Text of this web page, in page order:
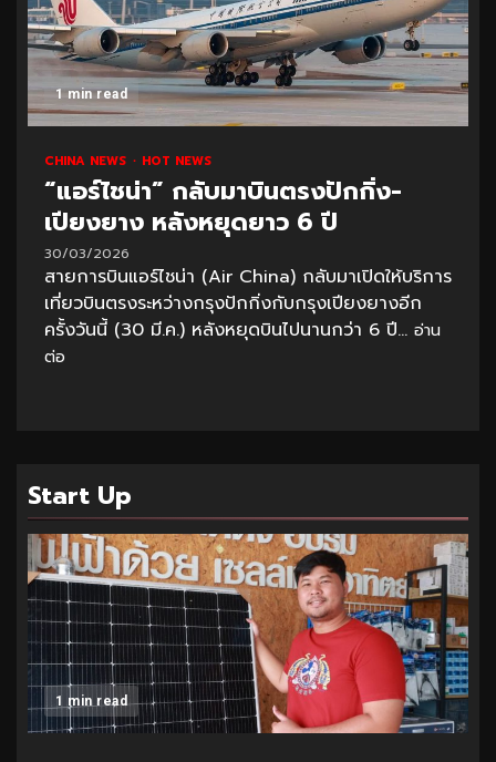
1 min read
CHINA NEWS HOT NEWS
“แอร์ไชน่า” กลับมาบินตรงปักกิ่ง-
เปียงยาง หลังหยุดยาว 6 ปี
30/03/2026
สายการบินแอร์ไชน่า (Air China) กลับมาเปิดให้บริการ
เที่ยวบินตรงระหว่างกรุงปักกิ่งกับกรุงเปียงยางอีก
ครั้งวันนี้ (30 มี.ค.) หลังหยุดบินไปนานกว่า 6 ปี... อ่าน
ต่อ
Start Up
1 min read